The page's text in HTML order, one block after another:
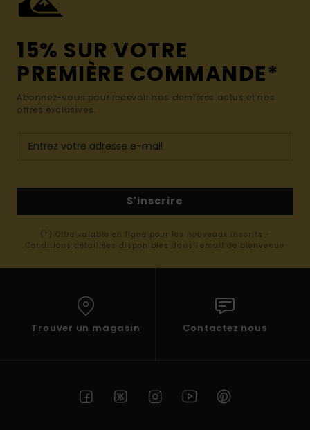
15% SUR VOTRE
PREMIÈRE COMMANDE*
Abonnez-vous pour recevoir nos dernières actus et nos
offres exclusives.
S'inscrire
(*) Offre valable en ligne pour les nouveaux inscrits -
Conditions détaillées disponibles dans l'email de bienvenue
Trouver un magasin Contactez nous